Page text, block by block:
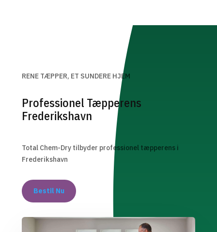
RENE TÆPPER, ET SUNDERE HJEM
Professionel Tæpperens
Frederikshavn
Total Chem-Dry tilbyder professionel tæpperens i
Frederikshavn
Bestil Nu